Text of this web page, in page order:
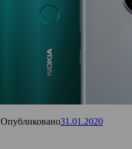
Опубликовано31.01.2020